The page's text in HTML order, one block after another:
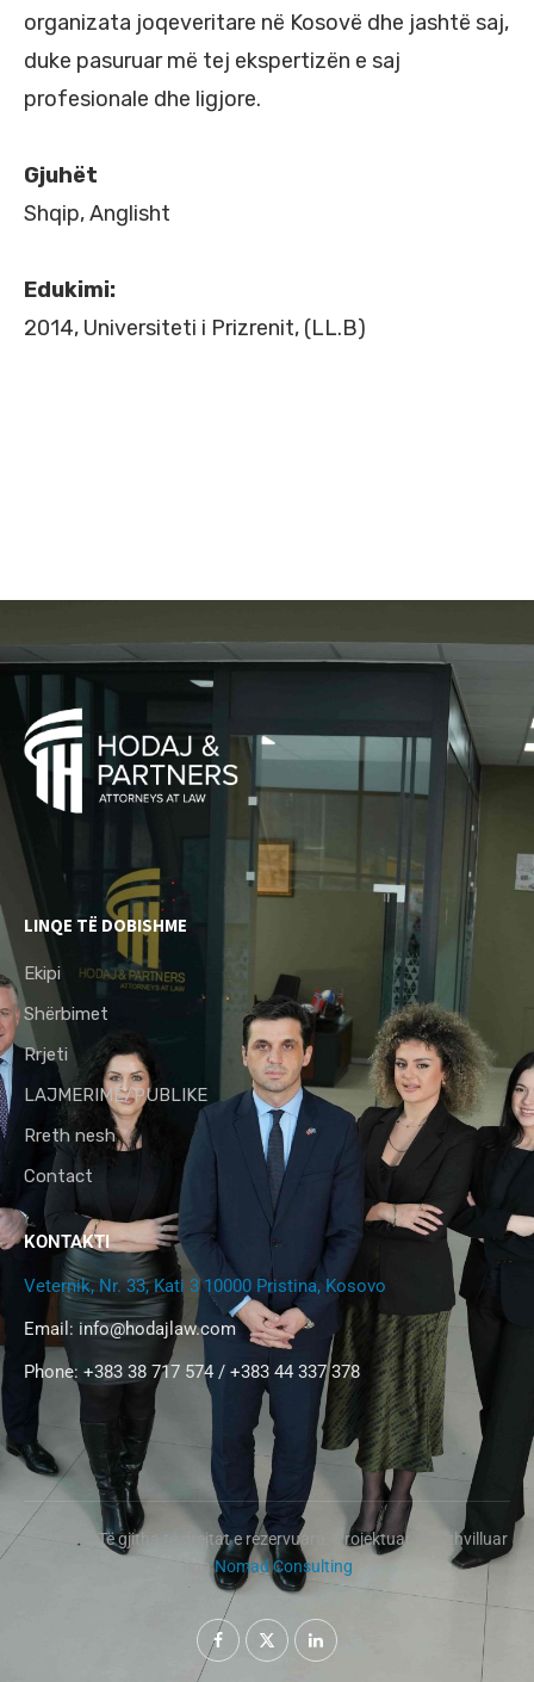
organizata joqeveritare në Kosovë dhe jashtë saj,
duke pasuruar më tej ekspertizën e saj
profesionale dhe ligjore.
Gjuhët
Shqip, Anglisht
Edukimi:
2014, Universiteti i Prizrenit, (LL.B)
LINQE TË DOBISHME
Ekipi
Shërbimet
Rrjeti
LAJMERIME/PUBLIKE
Rreth nesh
Contact
KONTAKTI
Veternik, Nr. 33, Kati 3 10000 Pristina, Kosovo
Email: info@hodajlaw.com
Phone: +383 38 717 574 / +383 44 337 378
@2024 – Të gjitha të drejtat e rezervuara. Projektuar dhe zhvilluar
ngaNomad Consulting